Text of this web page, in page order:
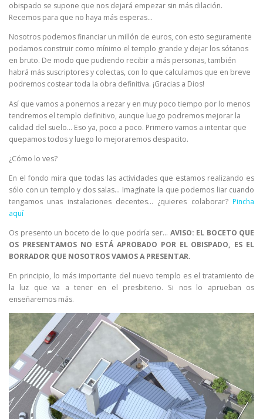
obispado se supone que nos dejará empezar sin más dilación.
Recemos para que no haya más esperas…
Nosotros podemos financiar un millón de euros, con esto seguramente
podamos construir como mínimo el templo grande y dejar los sótanos
en bruto. De modo que pudiendo recibir a más personas, también
habrá más suscriptores y colectas, con lo que calculamos que en breve
podremos costear toda la obra definitiva. ¡Gracias a Dios!
Así que vamos a ponernos a rezar y en muy poco tiempo por lo menos
tendremos el templo definitivo, aunque luego podremos mejorar la
calidad del suelo… Eso ya, poco a poco. Primero vamos a intentar que
quepamos todos y luego lo mejoraremos despacito.
¿Cómo lo ves?
En el fondo mira que todas las actividades que estamos realizando es
sólo con un templo y dos salas… Imagínate la que podemos liar cuando
tengamos unas instalaciones decentes… ¿quieres colaborar? Pincha
aquí
Os presento un boceto de lo que podría ser… AVISO: EL BOCETO QUE
OS PRESENTAMOS NO ESTÁ APROBADO POR EL OBISPADO, ES EL
BORRADOR QUE NOSOTROS VAMOS A PRESENTAR.
En principio, lo más importante del nuevo templo es el tratamiento de
la luz que va a tener en el presbiterio. Si nos lo aprueban os
enseñaremos más.